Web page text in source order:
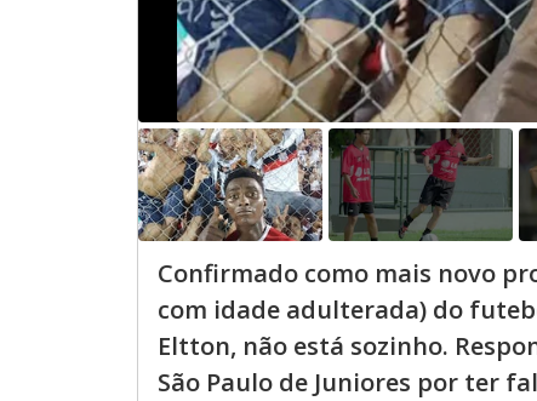
Confirmado como mais novo
com idade adulterada) do
Eltton, não está sozinho.
São Paulo de Juniores por ter